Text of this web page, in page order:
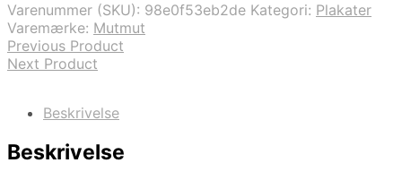
149,00 kr..79,00 kr..
Varenummer (SKU): 98e0f53eb2de Kategori: Plakater
Varemærke: Mutmut
Previous Product
Next Product
Beskrivelse
Beskrivelse